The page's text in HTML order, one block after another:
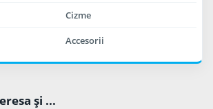
Cizme
Accesorii
şi ...